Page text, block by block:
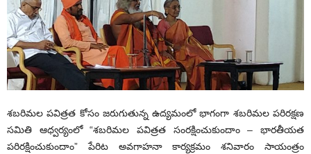
శబరిమల పవిత్రత కోసం జరుగుతున్న ఉద్యమంలో భాగంగా శబరిమల పరిరక్షణ
సమితి ఆధ్వర్యంలో “శబరిమల పవిత్రత సంరక్షించుకుందాం – భారతీయత
పరిరక్షించుకుందాం” పేరిట అవగాహనా కార్యక్రమం శనివారం సాయంత్రం